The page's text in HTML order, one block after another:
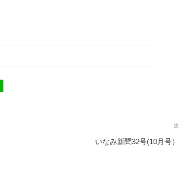
次
いなみ新聞32号(10月号）